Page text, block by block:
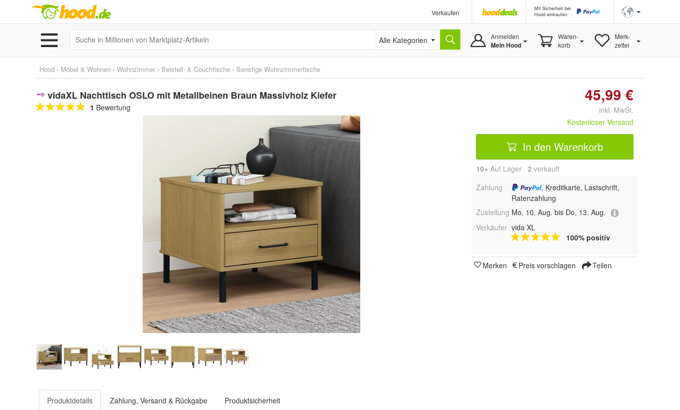
Verkaufen
Mit Sicherheit bei
Hood einkaufen
Alle Kategorien Anmelden
Mein Hood
Waren-
korb
Merk-
zettel
Hood › Möbel & Wohnen › Wohnzimmer › Beistell- & Couchtische › Sonstige Wohnzimmertische
vidaXL Nachttisch OSLO mit Metallbeinen Braun Massivholz Kiefer
1 Bewertung
45,99 €
inkl. MwSt.
Kostenloser Versand
In den Warenkorb
10+ Auf Lager 2 verkauft
Zahlung
, Kreditkarte, Lastschrift,
Ratenzahlung
Zustellung Mo, 10. Aug. bis Do, 13. Aug.
Verkäufer vida XL
100% positiv
Merken Preis vorschlagen Teilen
Produktdetails Zahlung, Versand & Rückgabe Produktsicherheit